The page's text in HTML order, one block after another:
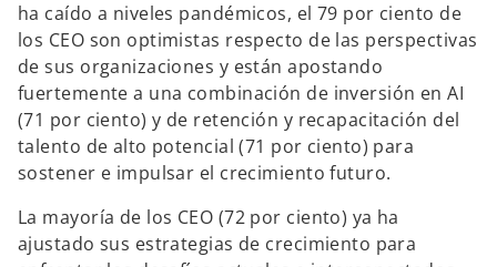
ha caído a niveles pandémicos, el 79 por ciento de
los CEO son optimistas respecto de las perspectivas
de sus organizaciones y están apostando
fuertemente a una combinación de inversión en AI
(71 por ciento) y de retención y recapacitación del
talento de alto potencial (71 por ciento) para
sostener e impulsar el crecimiento futuro.
La mayoría de los CEO (72 por ciento) ya ha
ajustado sus estrategias de crecimiento para